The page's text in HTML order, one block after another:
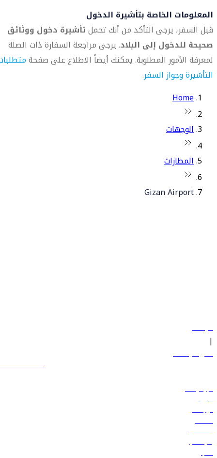
المعلومات الخاصة بتأشيرة الدخول
قبل السفر، يرجى التأكد من أنك تحملتأشيرة دخول ووثائق
صحيحة للدخول إلى البلاد. يرجى مراجعة السفارة ذات الصلة
لمعرفة الأمور المطلوبة. يمكنك أيضاً الاطلاع على صفحة
التأشيرة وجواز السفر.
Home
الوجهات
المطارات
Gizan Airport
سياساتنا
|
الشروط والأحكام
600 544 445
حجز الرحلات
العروض
الوجهات
الأمتعة
المساعدة
إدارة الحجز
الأخبار